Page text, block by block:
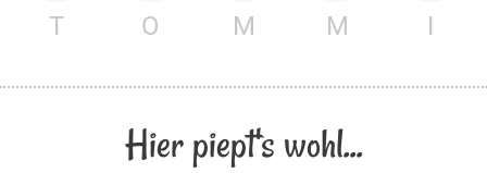
T O M M I
Hier piept's wohl...